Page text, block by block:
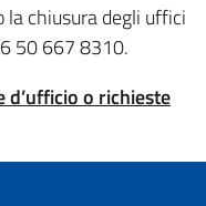
chiusura degli uffici
50 667 8310.
o richieste